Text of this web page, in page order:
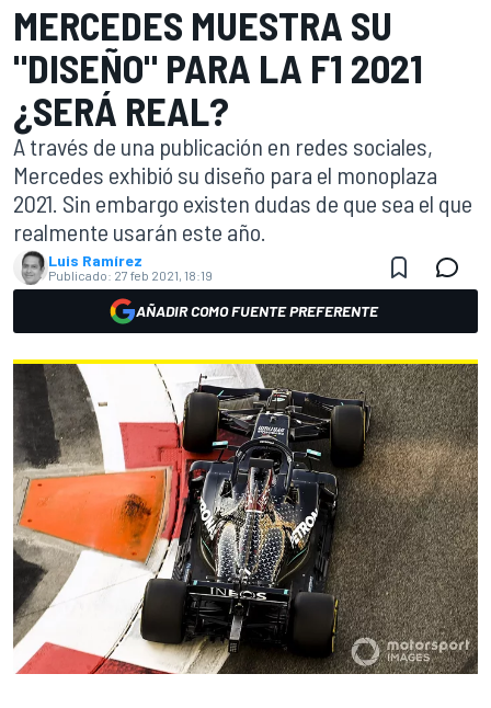
MERCEDES MUESTRA SU
"DISEÑO" PARA LA F1 2021
¿SERÁ REAL?
A través de una publicación en redes sociales,
Mercedes exhibió su diseño para el monoplaza
2021. Sin embargo existen dudas de que sea el que
realmente usarán este año.
Luis Ramírez
Publicado: 27 feb 2021, 18:19
AÑADIR COMO FUENTE PREFERENTE